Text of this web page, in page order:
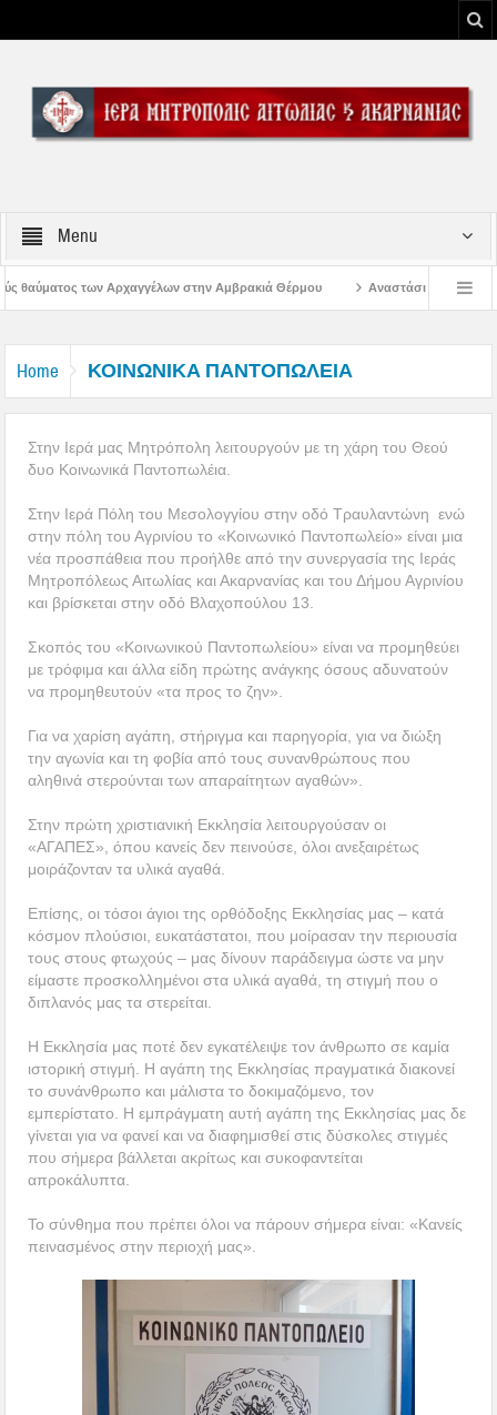
Menu
Αμβρακιά Θέρμου Αναστάσιμος Εσπερινός στην Παλαιοκαρυά
Home ΚΟΙΝΩΝΙΚΑ ΠΑΝΤΟΠΩΛΕΙΑ
Στην Ιερά μας Μητρόπολη λειτουργούν με τη χάρη του Θεού
δυο Κοινωνικά Παντοπωλέια.
Στην Ιερά Πόλη του Μεσολογγίου στην οδό Τραυλαντώνη ενώ
στην πόλη του Αγρινίου το «Κοινωνικό Παντοπωλείο» είναι μια
νέα προσπάθεια που προήλθε από την συνεργασία της Ιεράς
Μητροπόλεως Αιτωλίας και Ακαρνανίας και του Δήμου Αγρινίου
και βρίσκεται στην οδό Βλαχοπούλου 13.
Σκοπός του «Κοινωνικού Παντοπωλείου» είναι να προμηθεύει
με τρόφιμα και άλλα είδη πρώτης ανάγκης όσους αδυνατούν
να προμηθευτούν «τα προς το ζην».
Για να χαρίση αγάπη, στήριγμα και παρηγορία, για να διώξη
την αγωνία και τη φοβία από τους συνανθρώπους που
αληθινά στερούνται των απαραίτητων αγαθών».
Στην πρώτη χριστιανική Εκκλησία λειτουργούσαν οι
«ΑΓΑΠΕΣ», όπου κανείς δεν πεινούσε, όλοι ανεξαιρέτως
μοιράζονταν τα υλικά αγαθά.
Επίσης, οι τόσοι άγιοι της ορθόδοξης Εκκλησίας μας – κατά
κόσμον πλούσιοι, ευκατάστατοι, που μοίρασαν την περιουσία
τους στους φτωχούς – μας δίνουν παράδειγμα ώστε να μην
είμαστε προσκολλημένοι στα υλικά αγαθά, τη στιγμή που ο
διπλανός μας τα στερείται.
Η Εκκλησία μας ποτέ δεν εγκατέλειψε τον άνθρωπο σε καμία
ιστορική στιγμή. Η αγάπη της Εκκλησίας πραγματικά διακονεί
το συνάνθρωπο και μάλιστα το δοκιμαζόμενο, τον
εμπερίστατο. Η εμπράγματη αυτή αγάπη της Εκκλησίας μας δε
γίνεται για να φανεί και να διαφημισθεί στις δύσκολες στιγμές
που σήμερα βάλλεται ακρίτως και συκοφαντείται
απροκάλυπτα.
Το σύνθημα που πρέπει όλοι να πάρουν σήμερα είναι: «Κανείς
πεινασμένος στην περιοχή μας».